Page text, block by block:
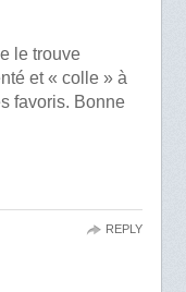
le trouve
et « colle » à
favoris. Bonne
REPLY